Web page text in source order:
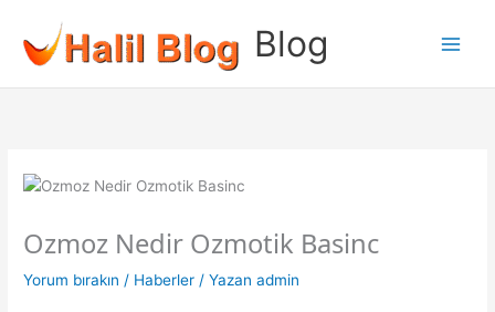
Blog
Ozmoz Nedir Ozmotik Basinc
Yorum bırakın / Haberler / Yazan admin